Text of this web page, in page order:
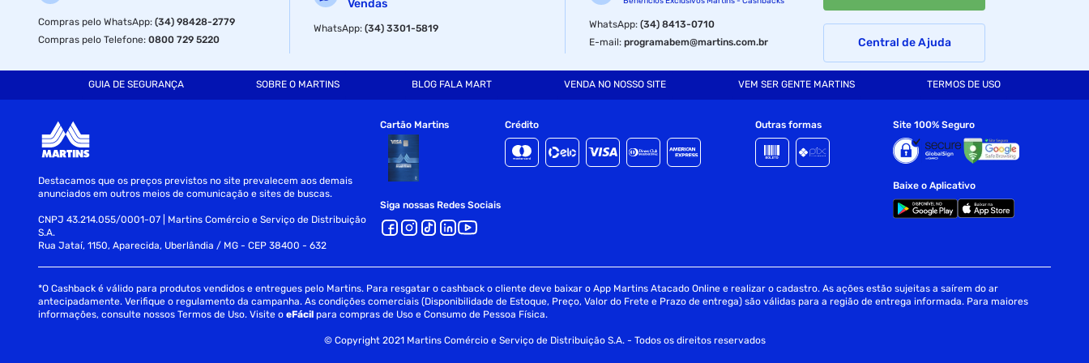
garantia com o fabricante : 03 anos
tipo de memoria : gddr6
interface : pci express 3.0
bits : 128
alimentacao minima da fonte : 300w
Compras pelo WhatsApp:(34) 98428-2779
Compras pelo Telefone:0800 729 5220
Vendas
WhatsApp:(34) 3301-5819 WhatsApp:(34) 8413-0710
E-mail:programabem@martins.com.br Central de Ajuda
GUIA DE SEGURANÇA SOBRE O MARTINS BLOG FALA MART VENDA NO NOSSO SITE VEM SER GENTE MARTINS TERMOS DE USO
Destacamos que os preços previstos no site prevalecem aos demais
anunciados em outros meios de comunicação e sites de buscas.
CNPJ 43.214.055/0001-07 | Martins Comércio e Serviço de Distribuição
S.A.
Rua Jataí, 1150, Aparecida, Uberlândia / MG - CEP 38400 - 632
Cartão Martins Crédito Outras formas
Siga nossas Redes Sociais
Site 100% Seguro
Baixe o Aplicativo
*O Cashback é válido para produtos vendidos e entregues pelo Martins. Para resgatar o cashback o cliente deve baixar o App Martins Atacado Online e realizar o cadastro. As ações estão sujeitas a saírem do ar
antecipadamente. Verifique o regulamento da campanha. As condições comerciais (Disponibilidade de Estoque, Preço, Valor do Frete e Prazo de entrega) são válidas para a região de entrega informada. Para maiores
informações, consulte nossos Termos de Uso. Visite o eFácil para compras de Uso e Consumo de Pessoa Física.
© Copyright 2021 Martins Comércio e Serviço de Distribuição S.A. - Todos os direitos reservados